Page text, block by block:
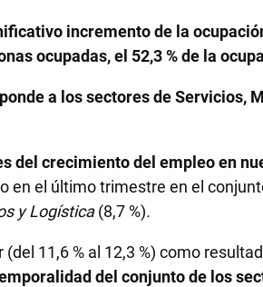
incremento de la
ocupadas, el 52,3 % de la
a los sectores de Servicios,
del crecimiento del empleo en
en el último trimestre en el
y Logística(8,7 %).
11,6 % al 12,3 %) como
del conjunto de los